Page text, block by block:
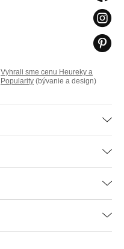
Vyhrali sme cenu Heureky a
Popularity (bývanie a design)